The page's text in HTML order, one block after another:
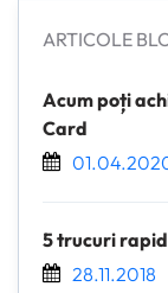
ARTICOLE
Acum poți
Card
5 trucuri
28.11.2018